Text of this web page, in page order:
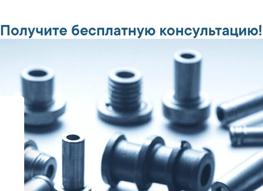
бесплатную консультацию!